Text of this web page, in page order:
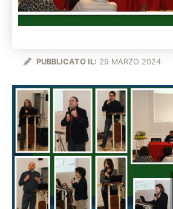
PUBBLICATO IL: 29 MARZO 2024